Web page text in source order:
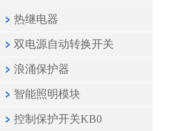
热继电器
双电源自动转换开关
浪涌保护器
智能照明模块
控制保护开关KB0